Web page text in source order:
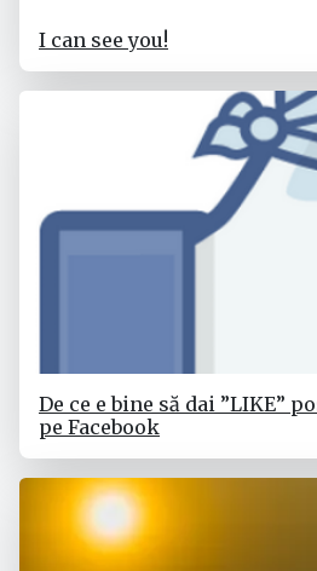
I can see you!
De ce e bine să dai ”LIKE”
pe Facebook